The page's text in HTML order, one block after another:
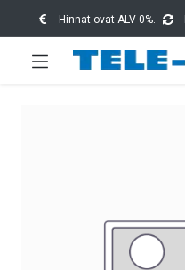
Hinnat ovat ALV 0%.